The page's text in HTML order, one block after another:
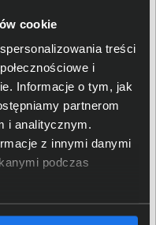
cookie
treści
i
Informacje o tym, jak
partnerom
i analitycznym.
z innymi danymi
podczas
produktu z
LINK POLSKA Sp. z.o.o.;